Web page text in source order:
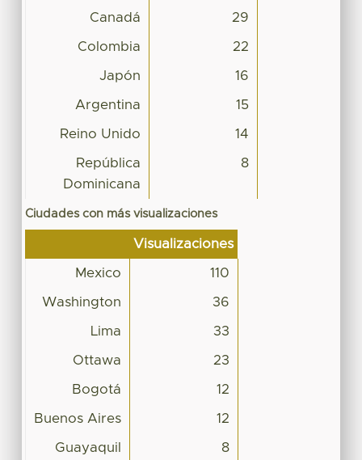
Canadá 29
Colombia 22
Japón 16
Argentina 15
Reino Unido 14
República
Dominicana
8
Ciudades con más visualizaciones
Visualizaciones
Mexico 110
Washington 36
Lima 33
Ottawa 23
Bogotá 12
Buenos Aires 12
Guayaquil 8